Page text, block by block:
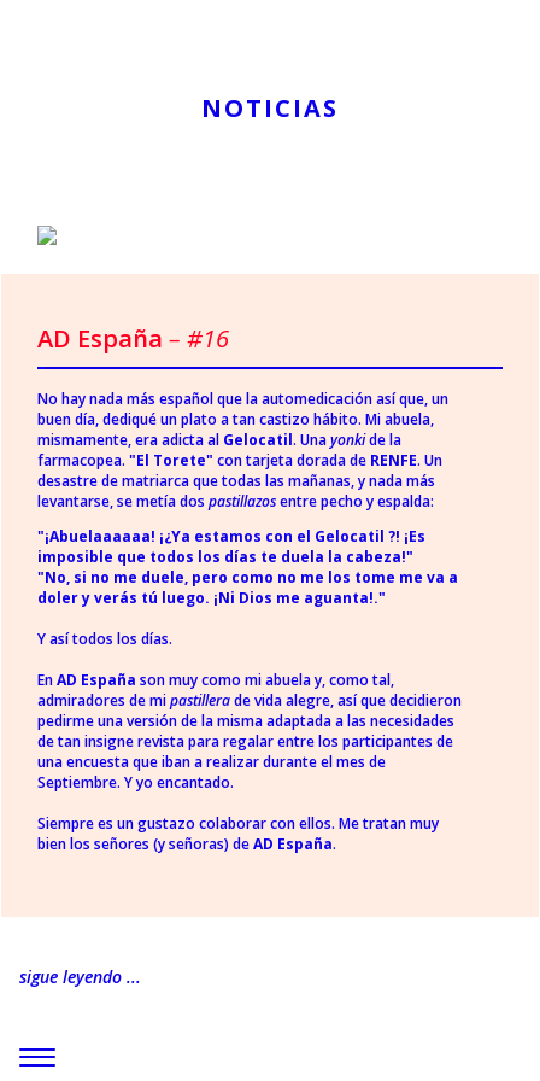
NOTICIAS
AD España – #16
No hay nada más español que la automedicación así que, un
buen día, dediqué un plato a tan castizo hábito. Mi abuela,
mismamente, era adicta al Gelocatil. Unayonkide la
farmacopea. "El Torete" con tarjeta dorada de RENFE. Un
desastre de matriarca que todas las mañanas, y nada más
levantarse, se metía dos pastillazosentre pecho y espalda:
"¡Abuelaaaaaa! ¡¿Ya estamos con el Gelocatil ?! ¡Es
imposible que todos los días te duela la cabeza!"
"No, si no me duele, pero como no me los tome me va a
doler y verás tú luego. ¡Ni Dios me aguanta!."
Y así todos los días.
EnAD España son muy como mi abuela y, como tal,
admiradores de mipastillerade vida alegre, así que decidieron
pedirme una versión de la misma adaptada a las necesidades
de tan insigne revista para regalar entre los participantes de
una encuesta que iban a realizar durante el mes de
Septiembre. Y yo encantado.
Siempre es un gustazo colaborar con ellos. Me tratan muy
bien los señores (y señoras) deAD España.
sigue leyendo ...